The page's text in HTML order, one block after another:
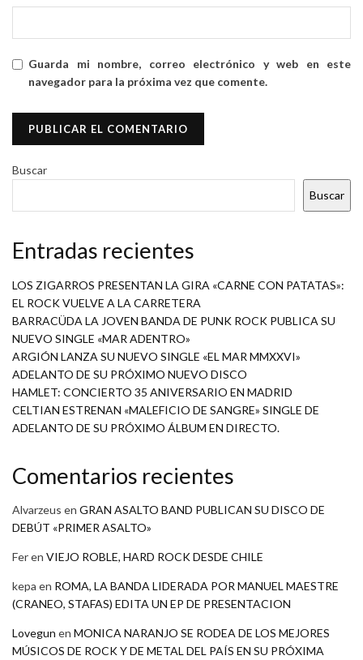
Guarda mi nombre, correo electrónico y web en este
navegador para la próxima vez que comente.
Buscar
Buscar
Entradas recientes
LOS ZIGARROS PRESENTAN LA GIRA «CARNE CON PATATAS»:
EL ROCK VUELVE A LA CARRETERA
BARRACÜDA LA JOVEN BANDA DE PUNK ROCK PUBLICA SU
NUEVO SINGLE «MAR ADENTRO»
ARGIÓN LANZA SU NUEVO SINGLE «EL MAR MMXXVI»
ADELANTO DE SU PRÓXIMO NUEVO DISCO
HAMLET: CONCIERTO 35 ANIVERSARIO EN MADRID
CELTIAN ESTRENAN «MALEFICIO DE SANGRE» SINGLE DE
ADELANTO DE SU PRÓXIMO ÁLBUM EN DIRECTO.
Comentarios recientes
Alvarzeus en GRAN ASALTO BAND PUBLICAN SU DISCO DE
DEBÚT «PRIMER ASALTO»
Feren VIEJO ROBLE, HARD ROCK DESDE CHILE
kepa en ROMA, LA BANDA LIDERADA POR MANUEL MAESTRE
(CRANEO, STAFAS) EDITA UN EP DE PRESENTACION
Lovegun en MONICA NARANJO SE RODEA DE LOS MEJORES
MÚSICOS DE ROCK Y DE METAL DEL PAÍS EN SU PRÓXIMA